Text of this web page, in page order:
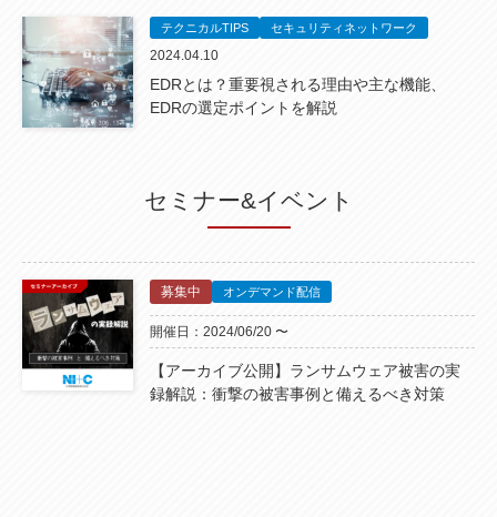
テクニカルTIPS セキュリティネットワーク
2024.04.10
EDRとは？重要視される理由や主な機能、
EDRの選定ポイントを解説
セミナー&イベント
募集中 オンデマンド配信
開催日：2024/06/20 〜
【アーカイブ公開】ランサムウェア被害の実
録解説：衝撃の被害事例と備えるべき対策